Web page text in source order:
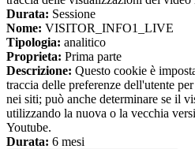
Durata: Sessione
Nome: VISITOR_INFO1_LIVE
Tipologia: analitico
Proprieta: Prima parte
Descrizione: Questo cookie è
traccia delle preferenze dell'utente
nei siti; può anche determinare se il
utilizzando la nuova o la vecchia
Youtube.
Durata: 6 mesi